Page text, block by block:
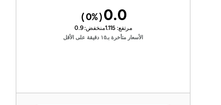
0.0
(
0%)
مرتفع:1.115منخفض:0.9
الأسعار متأخرة بـ١٥ دقيقة على الأقل